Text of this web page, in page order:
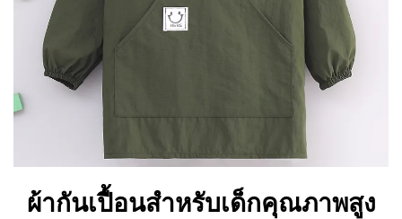
ผ้ากันเปื้อนสำหรับเด็กคุณภาพสูง